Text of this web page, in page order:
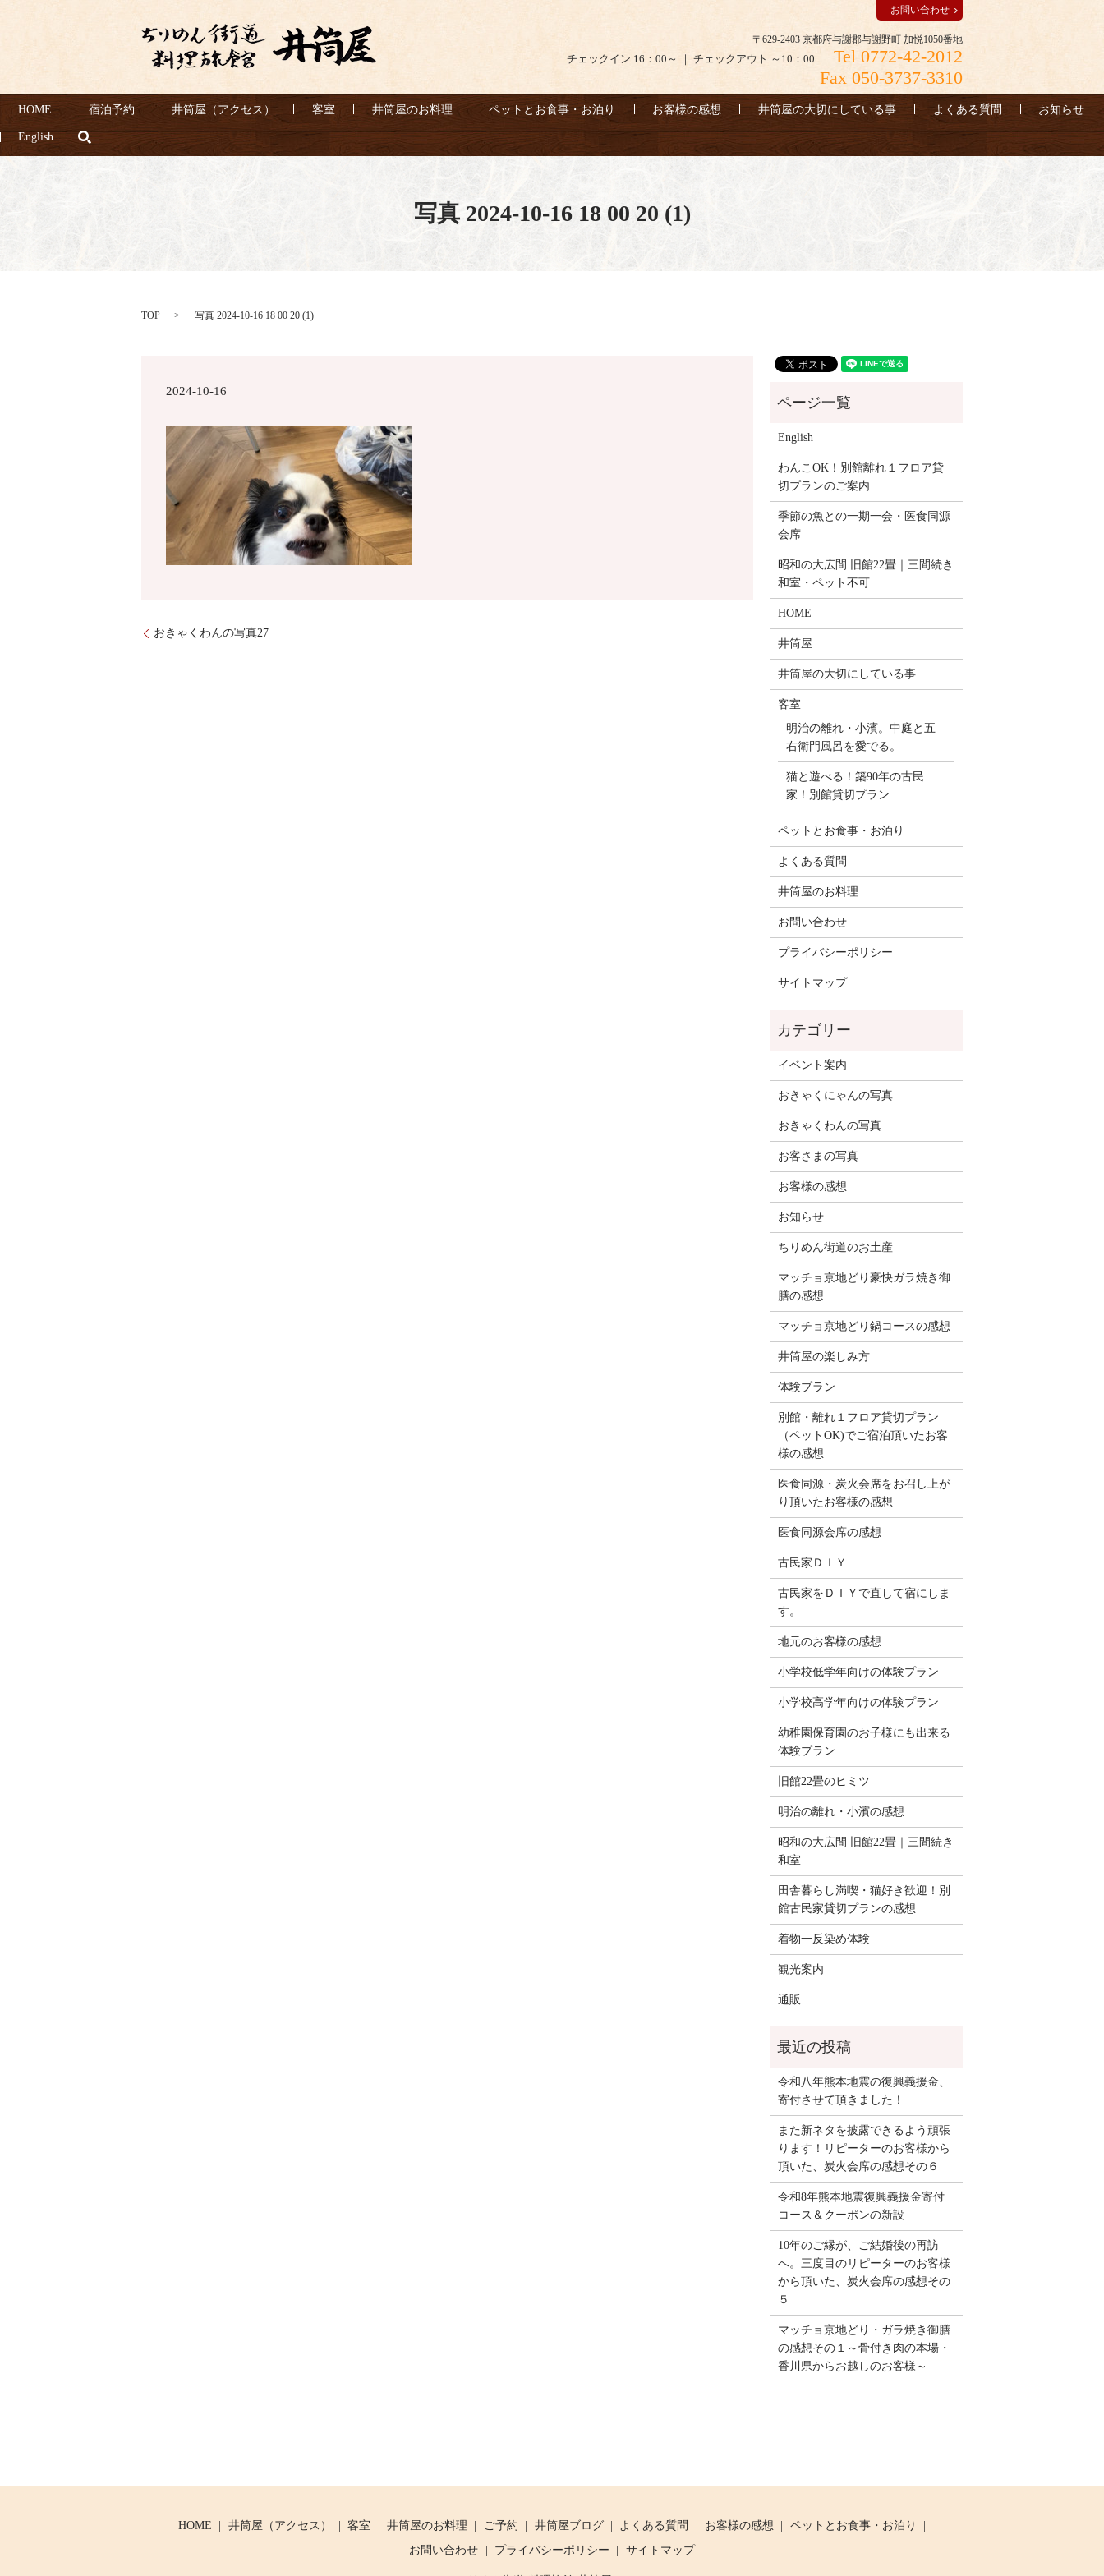
〒629-2403 京都府与謝郡与謝野町 加悦1050番地
チェックイン 16：00～ ｜ チェックアウト ～10：00
Tel 0772-42-2012
Fax 050-3737-3310
お問い合わせ
HOME 宿泊予約 井筒屋（アクセス） 客室 井筒屋のお料理 ペットとお食事・お泊り お客様の感想 井筒屋の大切にしている事 よくある質問 お知らせ
English
写真 2024-10-16 18 00 20 (1)
TOP 写真 2024-10-16 18 00 20 (1)
2024-10-16
おきゃくわんの写真27
English
わんこOK！別館離れ１フロア貸
切プランのご案内
季節の魚との一期一会・医食同源
会席
昭和の大広間 旧館22畳｜三間続き
和室・ペット不可
HOME
井筒屋
井筒屋の大切にしている事
客室
明治の離れ・小濱。中庭と五
右衛門風呂を愛でる。
猫と遊べる！築90年の古民
家！別館貸切プラン
ペットとお食事・お泊り
よくある質問
井筒屋のお料理
お問い合わせ
プライバシーポリシー
サイトマップ
イベント案内
おきゃくにゃんの写真
おきゃくわんの写真
お客さまの写真
お客様の感想
お知らせ
ちりめん街道のお土産
マッチョ京地どり豪快ガラ焼き御
膳の感想
マッチョ京地どり鍋コースの感想
井筒屋の楽しみ方
体験プラン
別館・離れ１フロア貸切プラン
（ペットOK)でご宿泊頂いたお客
様の感想
医食同源・炭火会席をお召し上が
り頂いたお客様の感想
医食同源会席の感想
古民家ＤＩＹ
古民家をＤＩＹで直して宿にしま
す。
地元のお客様の感想
小学校低学年向けの体験プラン
小学校高学年向けの体験プラン
幼稚園保育園のお子様にも出来る
体験プラン
旧館22畳のヒミツ
明治の離れ・小濱の感想
昭和の大広間 旧館22畳｜三間続き
和室
田舎暮らし満喫・猫好き歓迎！別
館古民家貸切プランの感想
着物一反染め体験
観光案内
通販
令和八年熊本地震の復興義援金、
寄付させて頂きました！
また新ネタを披露できるよう頑張
ります！リピーターのお客様から
頂いた、炭火会席の感想その６
令和8年熊本地震復興義援金寄付
コース＆クーポンの新設
10年のご縁が、ご結婚後の再訪
へ。三度目のリピーターのお客様
から頂いた、炭火会席の感想その
５
マッチョ京地どり・ガラ焼き御膳
の感想その１～骨付き肉の本場・
香川県からお越しのお客様～
HOME 井筒屋（アクセス） 客室 井筒屋のお料理 ご予約 井筒屋ブログ よくある質問 お客様の感想
ペットとお食事・お泊り
お問い合わせ
プライバシーポリシー サイトマップ